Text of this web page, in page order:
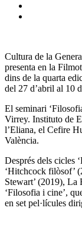
Cultura de la
presenta en la
dins de la quarta
del 27 d’abril al 10
El seminari
Virrey. Instituto de
l’Eliana, el Cefire
València.
Després dels cicles
‘Hitchcock filòsof’
Stewart’ (2019), La
‘Filosofia i cine’,
en set pel·lícules